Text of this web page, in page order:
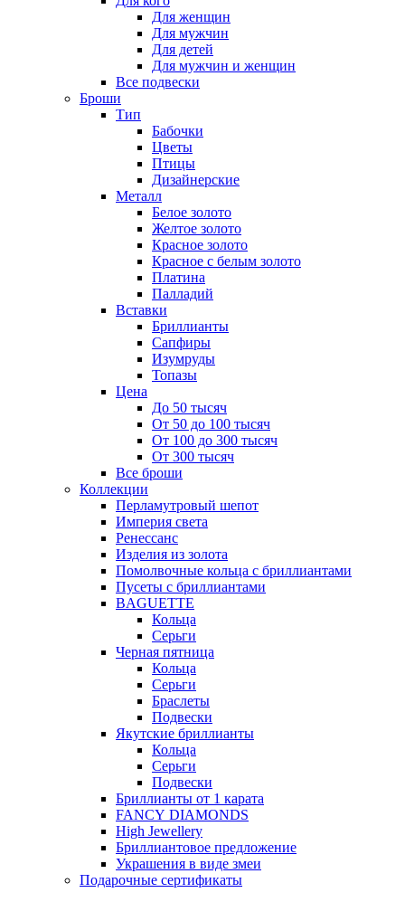
Для женщин
Для мужчин
Для детей
Для мужчин и женщин
Все подвески
Броши
Тип
Бабочки
Цветы
Птицы
Дизайнерские
Металл
Белое золото
Желтое золото
Красное золото
Красное с белым золото
Платина
Палладий
Вставки
Бриллианты
Сапфиры
Изумруды
Топазы
Цена
До 50 тысяч
От 50 до 100 тысяч
От 100 до 300 тысяч
От 300 тысяч
Все броши
Коллекции
Перламутровый шепот
Империя света
Ренессанс
Изделия из золота
Помолвочные кольца с бриллиантами
Пусеты с бриллиантами
BAGUETTE
Кольца
Серьги
Черная пятница
Кольца
Серьги
Браслеты
Подвески
Якутские бриллианты
Кольца
Серьги
Подвески
Бриллианты от 1 карата
FANCY DIAMONDS
High Jewellery
Бриллиантовое предложение
Украшения в виде змеи
Подарочные сертификаты